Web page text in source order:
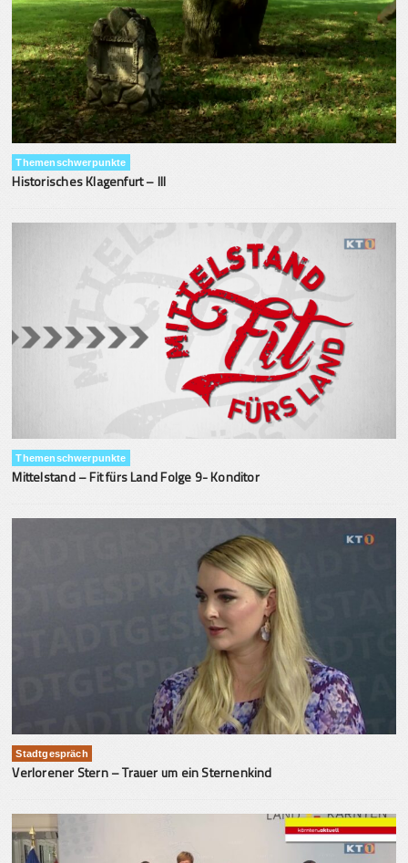
Themenschwerpunkte
Historisches Klagenfurt – III
Themenschwerpunkte
Mittelstand – Fit fürs Land Folge 9- Konditor
Stadtgespräch
Verlorener Stern – Trauer um ein Sternenkind